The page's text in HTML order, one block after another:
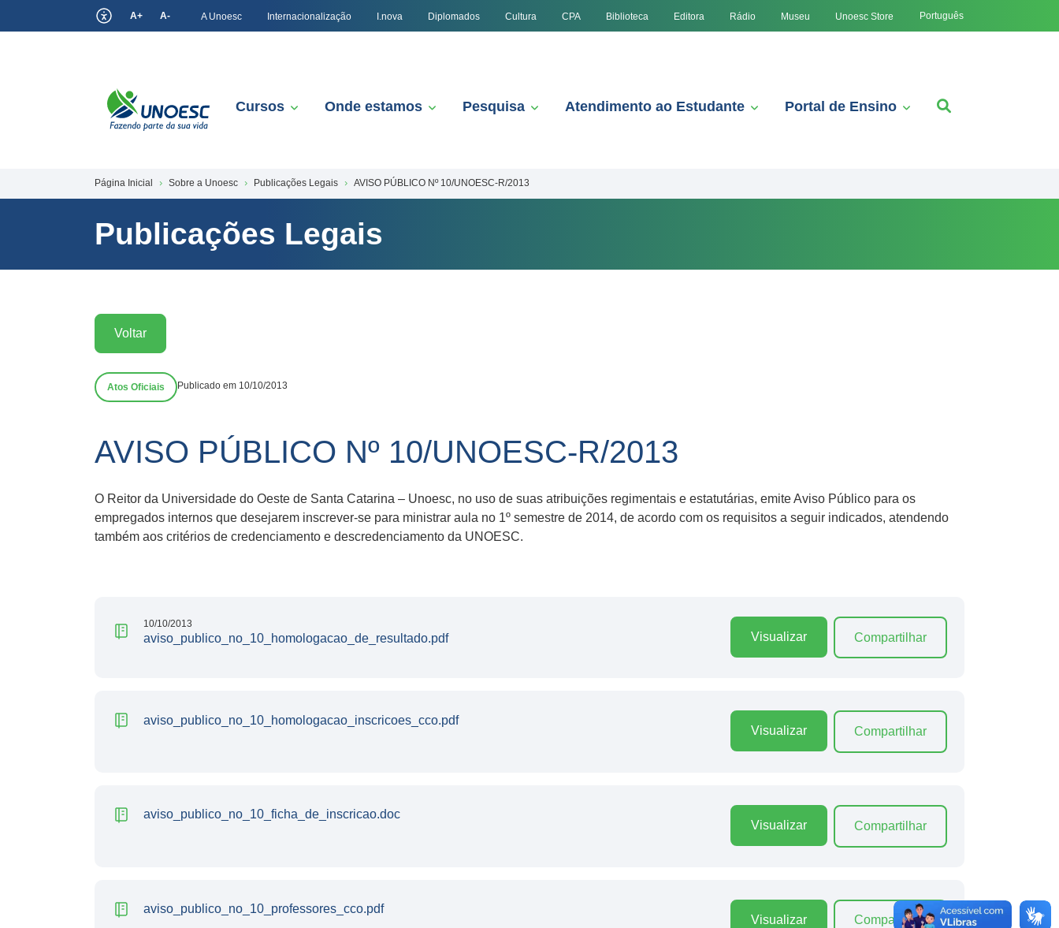
A+ A- A Unoesc Internacionalização I.nova Diplomados Cultura CPA Biblioteca Editora Rádio Museu Unoesc Store Português
Cursos Onde estamos Pesquisa Atendimento ao Estudante Portal de Ensino
Página Inicial Sobre a Unoesc Publicações Legais AVISO PÚBLICO Nº 10/UNOESC-R/2013
Publicações Legais
Voltar
Atos Oficiais Publicado em 10/10/2013
AVISO PÚBLICO Nº 10/UNOESC-R/2013
O Reitor da Universidade do Oeste de Santa Catarina – Unoesc, no uso de suas atribuições regimentais e estatutárias, emite Aviso Público para os
empregados internos que desejarem inscrever-se para ministrar aula no 1º semestre de 2014, de acordo com os requisitos a seguir indicados, atendendo
também aos critérios de credenciamento e descredenciamento da UNOESC.
10/10/2013
aviso_publico_no_10_homologacao_de_resultado.pdf Visualizar Compartilhar
aviso_publico_no_10_homologacao_inscricoes_cco.pdf
Visualizar Compartilhar
aviso_publico_no_10_ficha_de_inscricao.doc
Visualizar Compartilhar
aviso_publico_no_10_professores_cco.pdf
Visualizar Compartilhar